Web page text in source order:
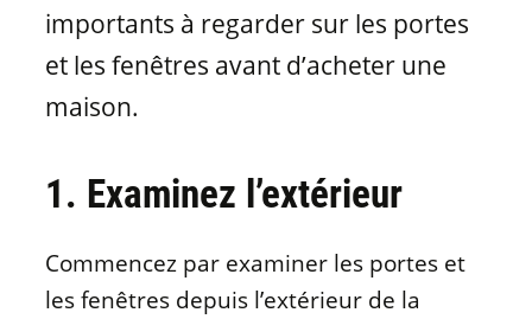
importants à regarder sur les portes
et les fenêtres avant d’acheter une
maison.
1. Examinez l’extérieur
Commencez par examiner les portes et
les fenêtres depuis l’extérieur de la